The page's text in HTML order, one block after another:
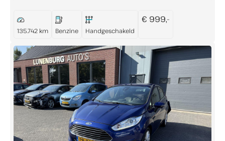
135.742 km Benzine Handgeschakeld
€ 999,-